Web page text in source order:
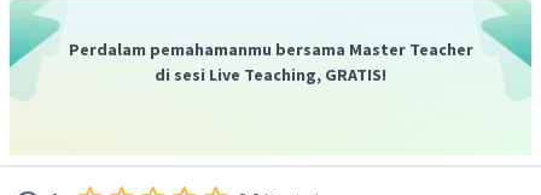
molekuk senyawa
adalah 2(2 PEI+0 PEB). Oleh karena
Perdalam pemahamanmu bersama Master Teacher
di sesi Live Teaching, GRATIS!